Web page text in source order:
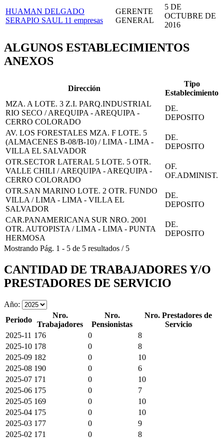
HUAMAN DELGADO
SERAPIO SAUL 11 empresas
GERENTE
GENERAL
5 DE
OCTUBRE DE
2016
ALGUNOS ESTABLECIMIENTOS
ANEXOS
Dirección
Tipo
Establecimiento
MZA. A LOTE. 3 Z.I. PARQ.INDUSTRIAL
RIO SECO / AREQUIPA - AREQUIPA -
CERRO COLORADO
DE.
DEPOSITO
AV. LOS FORESTALES MZA. F LOTE. 5
(ALMACENES B-08/B-10) / LIMA - LIMA -
VILLA EL SALVADOR
DE.
DEPOSITO
OTR.SECTOR LATERAL 5 LOTE. 5 OTR.
VALLE CHILI / AREQUIPA - AREQUIPA -
CERRO COLORADO
OF.
OF.ADMINIST.
OTR.SAN MARINO LOTE. 2 OTR. FUNDO
VILLA / LIMA - LIMA - VILLA EL
SALVADOR
DE.
DEPOSITO
CAR.PANAMERICANA SUR NRO. 2001
OTR. AUTOPISTA / LIMA - LIMA - PUNTA
HERMOSA
DE.
DEPOSITO
Mostrando Pág. 1 - 5 de 5 resultados / 5
CANTIDAD DE TRABAJADORES Y/O
PRESTADORES DE SERVICIO
Año:
Periodo
Nro.
Trabajadores
Nro.
Pensionistas
Nro. Prestadores de
Servicio
2025-11 176 0
8
2025-10 178 0
8
2025-09 182 0
10
2025-08 190 0
6
2025-07 171 0
10
2025-06 175 0
7
2025-05 169 0
10
2025-04 175 0
10
2025-03 177 0
9
2025-02 171 0
8